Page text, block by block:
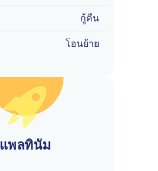
กู้คืน
โอนย้าย
แพลทินัม